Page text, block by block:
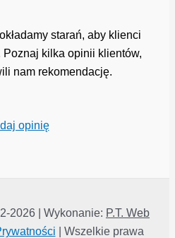
starań, aby klienci
Poznaj kilka opinii klientów,
nam rekomendację.
opinię
2026 | Wykonanie: P.T. Web
| Wszelkie prawa